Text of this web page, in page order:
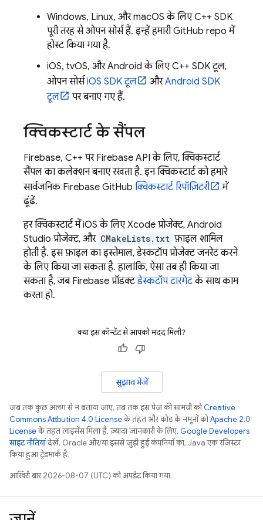
Windows, Linux, और macOS के लिए C++ SDK
पूरी तरह से ओपन सोर्स हैं. इन्हें हमारी GitHub repo में
होस्ट किया गया है.
iOS, tvOS, और Android के लिए C++ SDK टूल,
ओपन सोर्सiOS SDK टूल औरAndroid SDK
टूल
पर बनाए गए हैं.
क्विकस्टार्ट के सैंपल
Firebase, C++ पर Firebase API के लिए, क्विकस्टार्ट
सैंपल का कलेक्शन बनाए रखता है. इन क्विकस्टार्ट को हमारे
सार्वजनिक Firebase GitHub क्विकस्टार्ट रिपॉज़िटरी
में
ढूंढें.
हर क्विकस्टार्ट में iOS के लिए Xcode प्रोजेक्ट, Android
Studio प्रोजेक्ट, और CMakeLists.txt फ़ाइल शामिल
होती है. इस फ़ाइल का इस्तेमाल, डेस्कटॉप प्रोजेक्ट जनरेट करने
के लिए किया जा सकता है. हालांकि, ऐसा तब ही किया जा
सकता है, जब Firebase प्रॉडक्टडेस्कटॉप टारगेटके साथ काम
करता हो.
क्या इस कॉन्टेंट से आपको मदद मिली?
सुझाव भेजें
जब तक कुछ अलग से न बताया जाए, तब तक इस पेज की सामग्री कोCreative
Commons Attribution 4.0 Licenseके तहत और कोड के नमूनों कोApache 2.0
Licenseके तहत लाइसेंस मिला है. ज़्यादा जानकारी के लिए, Google Developers
साइट नीतियांदेखें. Oracle और/या इससे जुड़ी हुई कंपनियों का, Java एक रजिस्टर
किया हुआ ट्रेडमार्क है.
आखिरी बार 2026-08-07 (UTC) को अपडेट किया गया.